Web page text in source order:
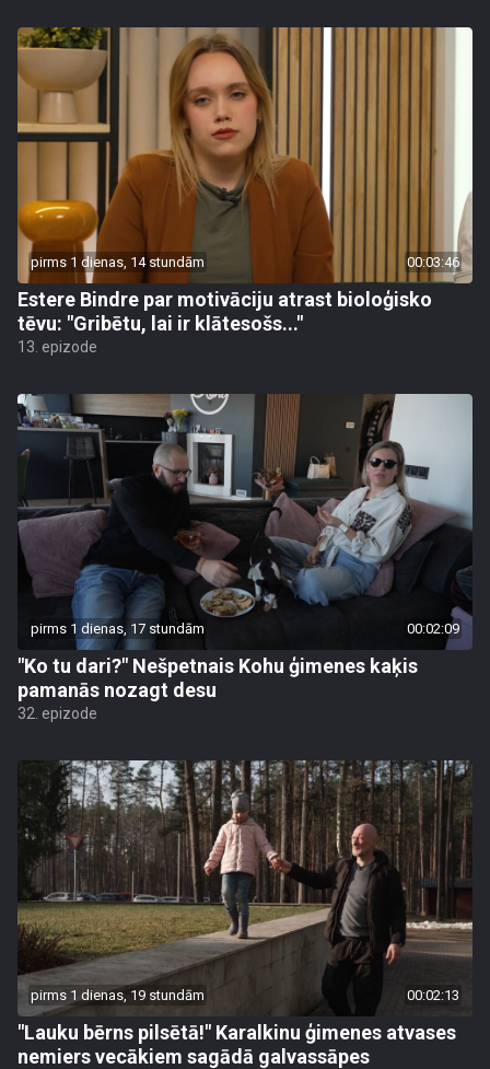
pirms 1 dienas, 14 stundām 00:03:46
Estere Bindre par motivāciju atrast bioloģisko
tēvu: "Gribētu, lai ir klātesošs..."
13. epizode
pirms 1 dienas, 17 stundām 00:02:09
"Ko tu dari?" Nešpetnais Kohu ģimenes kaķis
pamanās nozagt desu
32. epizode
pirms 1 dienas, 19 stundām 00:02:13
"Lauku bērns pilsētā!" Karalkinu ģimenes atvases
nemiers vecākiem sagādā galvassāpes